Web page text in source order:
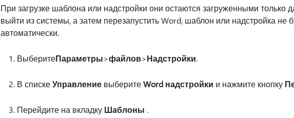
При загрузке шаблона или надстройки они остаются загруженными только
выйти из системы, а затем перезапустить Word, шаблон или надстройка не
автоматически.
ВыберитеПараметры>файлов>Надстройки.
В спискеУправлениевыберитеWord надстройки и нажмите кнопку
Перейдите на вкладку Шаблоны .